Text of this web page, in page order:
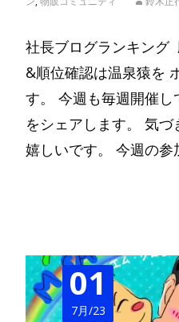
社長ブログランキング
&順位確認は温泉猿
す。 今週も毎週開催
をシェアします。 気
嬉しいです。 今週の参
01
7月/23